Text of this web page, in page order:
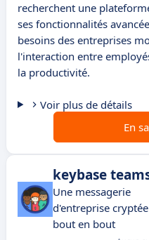
recherchent une
ses fonctionnalités
besoins des entreprises
l'interaction entre
la productivité.
Voir plus de détails
En
keybase
Une messagerie
d'entreprise
bout en bout